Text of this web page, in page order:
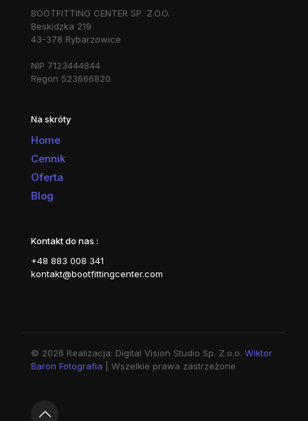
BOOTFITTING CENTER SP. Z.O.O.
Beskidzka 219
43-378 Rybarzowice
NIP 7123444844
Regon 523666820
Na skróty
Home
Cennik
Oferta
Blog
Kontakt do nas :
+48 883 008 341
kontakt@bootfittingcenter.com
© 2026 Realizacja: Digital Vision Studio Sp. Z.o.o. Wiktor
Baron Fotografia | Wszelkie prawa zastrzeżone